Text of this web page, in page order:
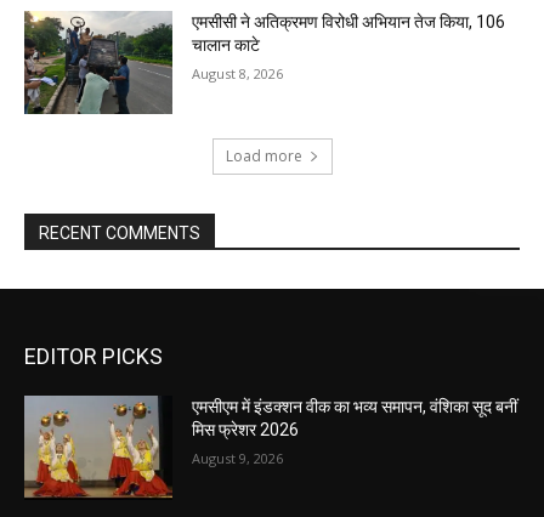
एमसीसी ने अतिक्रमण विरोधी अभियान तेज किया, 106
चालान काटे
August 8, 2026
Load more
RECENT COMMENTS
EDITOR PICKS
एमसीएम में इंडक्शन वीक का भव्य समापन, वंशिका सूद बनीं
मिस फ्रेशर 2026
August 9, 2026